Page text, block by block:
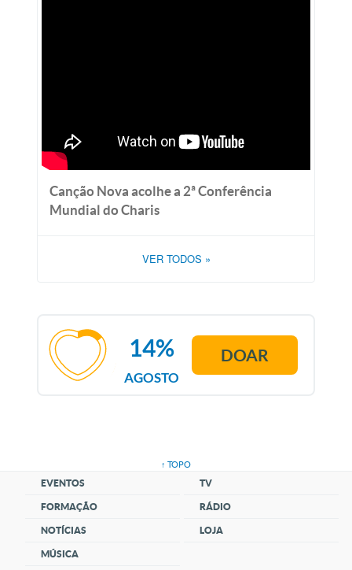
Canção Nova acolhe a 2ª Conferência
Mundial do Charis
VER TODOS »
AGOSTO
14% DOAR
↑ TOPO
EVENTOS
FORMAÇÃO
NOTÍCIAS
MÚSICA
TV
RÁDIO
LOJA